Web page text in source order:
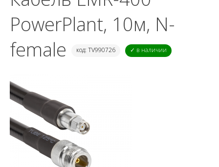
PowerPlant, 10м, N-
female
код: TV990726 ✓ в наличии